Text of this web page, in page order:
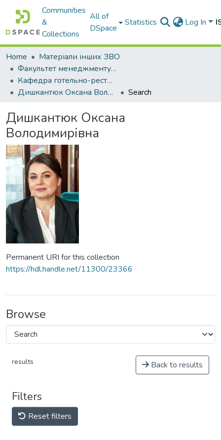
Communities
&
Collections
All of
DSpace
Statistics Log In
Home
Матеріали інших ЗВО
Факультет менеджменту, готельно-ресторанної справи та туризму Міжнародного університету
Кафедра готельно-ресторанного і туристичного бізнесу
Дишкантюк Оксана Володимирівна
Search
Дишкантюк Оксана
Володимирівна
Permanent URI for this collection
https://hdl.handle.net/11300/23366
Browse
results Back to results
Filters
Reset filters